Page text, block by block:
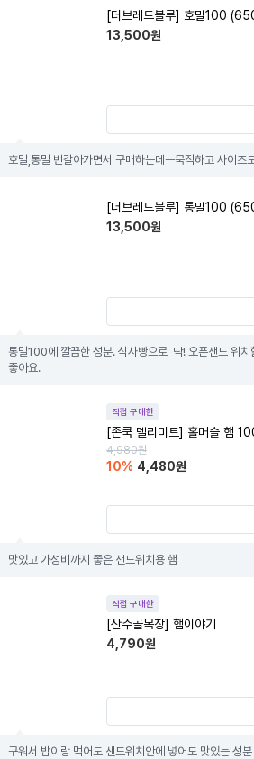
[더브레드블루] 호밀100
13,500원
호밀,통밀 번갈아가면서 구매하는데ㅡ묵직하고 사이즈
[더브레드블루] 통밀100
13,500원
통밀100에 깔끔한 성분. 식사빵으로  딱! 오픈샌드 위
좋아요.
직접 구매한
[존쿡 델리미트] 홀머슬 햄
4,980원
10% 4,480원
맛있고 가성비까지 좋은 샌드위치용 햄
직접 구매한
[산수골목장] 햄이야기
4,790원
구워서 밥이랑 먹어도 샌드위치안에 넣어도 맛있는 성